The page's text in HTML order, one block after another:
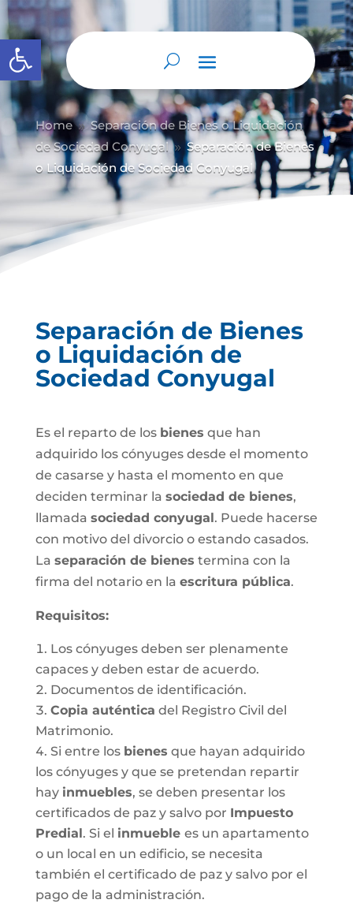
Abrir barra de herramientas
Home 9 Separación de Bienes o Liquidación
de Sociedad Conyugal 9 Separación de Bienes
o Liquidación de Sociedad Conyugal
Separación de Bienes
o Liquidación de
Sociedad Conyugal
Es el reparto de los bienes que han
adquirido los cónyuges desde el momento
de casarse y hasta el momento en que
deciden terminar la sociedad de bienes,
llamada sociedad conyugal. Puede hacerse
con motivo del divorcio o estando casados.
La separación de bienes termina con la
firma del notario en la escritura pública.
Requisitos:
Los cónyuges deben ser plenamente
capaces y deben estar de acuerdo.
Documentos de identificación.
Copia auténtica del Registro Civil del
Matrimonio.
Si entre los bienes que hayan adquirido
los cónyuges y que se pretendan repartir
hay inmuebles, se deben presentar los
certificados de paz y salvo por Impuesto
Predial. Si el inmueble es un apartamento
o un local en un edificio, se necesita
también el certificado de paz y salvo por el
pago de la administración.